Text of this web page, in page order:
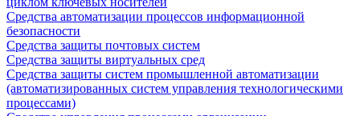
Средства автоматизации процессов информационной
безопасности
Средства защиты почтовых систем
Средства защиты виртуальных сред
Средства защиты систем промышленной автоматизации
(автоматизированных систем управления технологическими
процессами)